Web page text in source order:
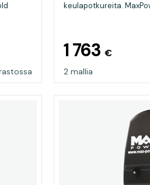
keulapotkureita.
1 763 €
2 mallia